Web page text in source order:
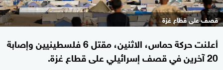
قصف على قطاع غزة
أعلنت حركة حماس، الاثنين، مقتل 6 فلسطينيين وإصابة
20 آخرين في قصف إسرائيلي على قطاع غزة.